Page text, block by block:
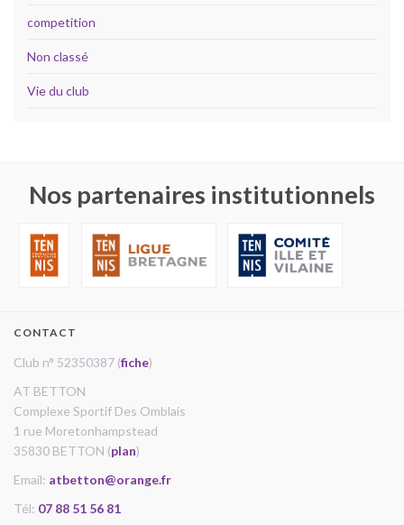
competition
Non classé
Vie du club
Nos partenaires institutionnels
CONTACT
Club n° 52350387 (fiche)
AT BETTON
Complexe Sportif Des Omblais
1 rue Moretonhampstead
35830 BETTON (plan)
Email: atbetton@orange.fr
Tél: 07 88 51 56 81